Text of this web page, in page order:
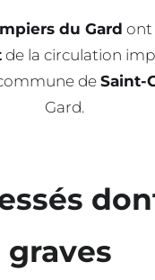
du Gard ont
de la circulation
de Saint-
Gard.
graves